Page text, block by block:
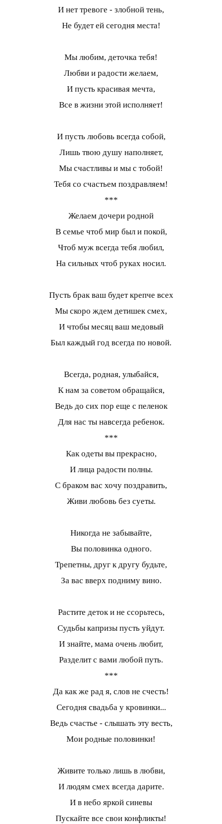
И нет тревоге - злобной тень,
Не будет ей сегодня места!
Мы любим, деточка тебя!
Любви и радости желаем,
И пусть красивая мечта,
Все в жизни этой исполняет!
И пусть любовь всегда собой,
Лишь твою душу наполняет,
Мы счастливы и мы с тобой!
Тебя со счастьем поздравляем!
***
Желаем дочери родной
В семье чтоб мир был и покой,
Чтоб муж всегда тебя любил,
На сильных чтоб руках носил.
Пусть брак ваш будет крепче всех
Мы скоро ждем детишек смех,
И чтобы месяц ваш медовый
Был каждый год всегда по новой.
Всегда, родная, улыбайся,
К нам за советом обращайся,
Ведь до сих пор еще с пеленок
Для нас ты навсегда ребенок.
***
Как одеты вы прекрасно,
И лица радости полны.
С браком вас хочу поздравить,
Живи любовь без суеты.
Никогда не забывайте,
Вы половинка одного.
Трепетны, друг к другу будьте,
За вас вверх подниму вино.
Растите деток и не ссорьтесь,
Судьбы капризы пусть уйдут.
И знайте, мама очень любит,
Разделит с вами любой путь.
***
Да как же рад я, слов не счесть!
Сегодня свадьба у кровинки...
Ведь счастье - слышать эту весть,
Мои родные половинки!
Живите только лишь в любви,
И людям смех всегда дарите.
И в небо яркой синевы
Пускайте все свои конфликты!